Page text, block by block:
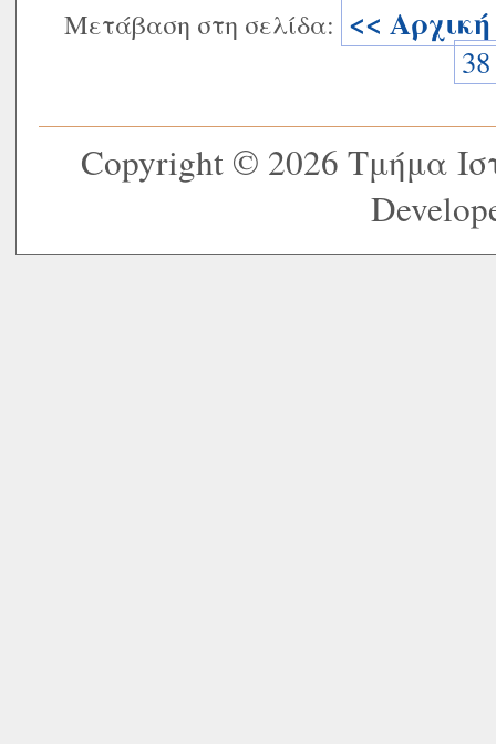
Μετάβαση στη σελίδα: << Αρχική
38
Copyright © 2026 Τμήμα